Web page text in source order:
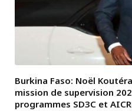
Burkina Faso: Noël
mission de supervision
programmes SD3C et